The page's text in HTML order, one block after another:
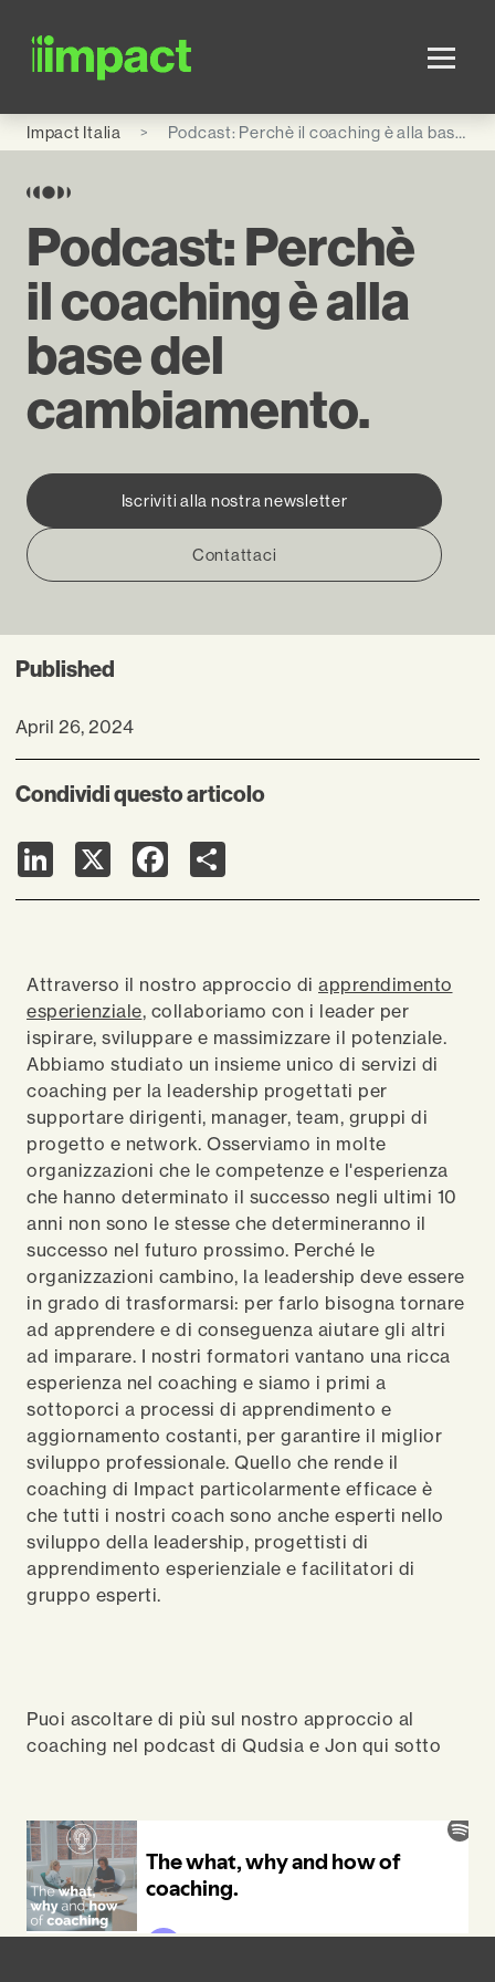
Impact Italia Podcast: Perchè il coaching è alla base del cambiamento.
Podcast: Perchè
il coaching è alla
base del
cambiamento.
Iscriviti alla nostra newsletter
Contattaci
Published
April 26, 2024
Condividi questo articolo
LinkedIn Facebook
Attraverso il nostro approccio di apprendimento
esperienziale, collaboriamo con i leader per
ispirare, sviluppare e massimizzare il potenziale.
Abbiamo studiato un insieme unico di servizi di
coaching per la leadership progettati per
supportare dirigenti, manager, team, gruppi di
progetto e network. Osserviamo in molte
organizzazioni che le competenze e l'esperienza
che hanno determinato il successo negli ultimi 10
anni non sono le stesse che determineranno il
successo nel futuro prossimo. Perché le
organizzazioni cambino, la leadership deve essere
in grado di trasformarsi: per farlo bisogna tornare
ad apprendere e di conseguenza aiutare gli altri
ad imparare. I nostri formatori vantano una ricca
esperienza nel coaching e siamo i primi a
sottoporci a processi di apprendimento e
aggiornamento costanti, per garantire il miglior
sviluppo professionale. Quello che rende il
coaching di Impact particolarmente efficace è
che tutti i nostri coach sono anche esperti nello
sviluppo della leadership, progettisti di
apprendimento esperienziale e facilitatori di
gruppo esperti.
Puoi ascoltare di più sul nostro approccio al
coaching nel podcast di Qudsia e Jon qui sotto